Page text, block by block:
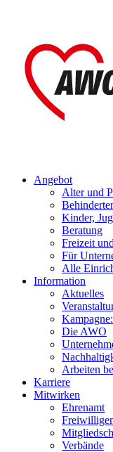
Angebot
Alter und
Kinder,
Beratung
Freizeit
Für
Alle
Information
Aktuelles
Die AWO
Arbeiten
Karriere
Mitwirken
Ehrenamt
Verbände